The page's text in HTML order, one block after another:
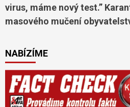
virus, máme nový test.”
masového mučení
NABÍZÍME